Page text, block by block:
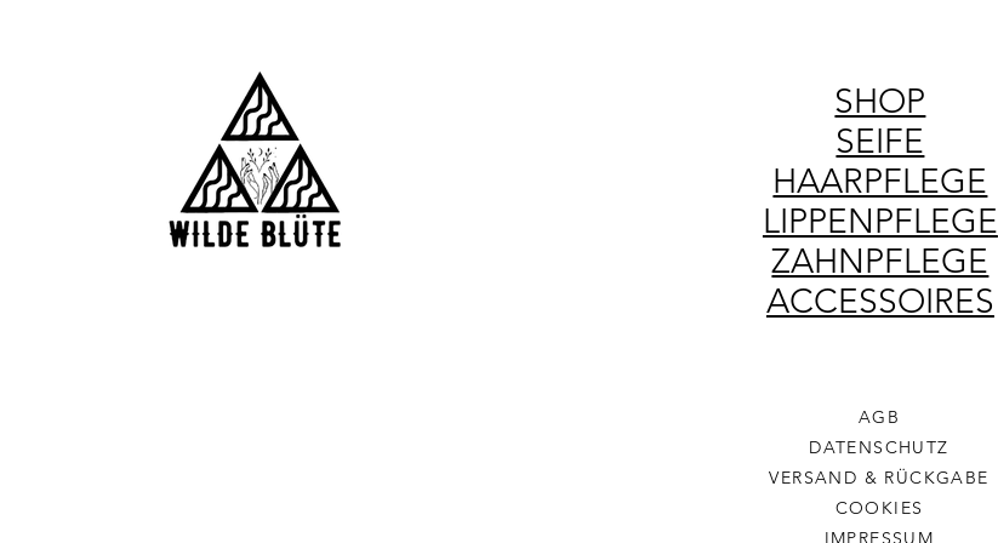
SHOP
SEIFE
HAARPFLEGE
LIPPENPFLEGE
ZAHNPFLEGE
ACCESSOIRES
AGB
DATENSCHUTZ
VERSAND & RÜCKGABE
COOKIES
IMPRESSUM